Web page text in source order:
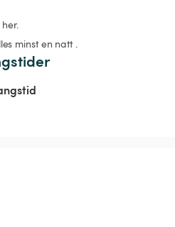
minst en natt .